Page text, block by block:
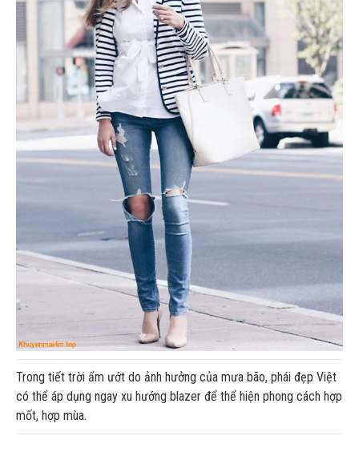
Trong tiết trời ẩm ướt do ảnh hưởng của mưa bão, phái đẹp Việt
có thể áp dụng ngay xu hướng blazer để thể hiện phong cách hợp
mốt, hợp mùa.